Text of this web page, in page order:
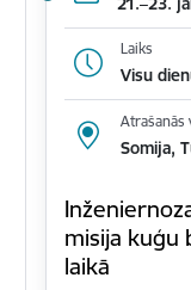
Laiks
Visu
Atrašanās
Somija,
misija kuģu
laikā